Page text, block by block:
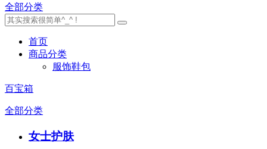
全部分类
首页
商品分类
服饰鞋包
百宝箱
全部分类
女士护肤